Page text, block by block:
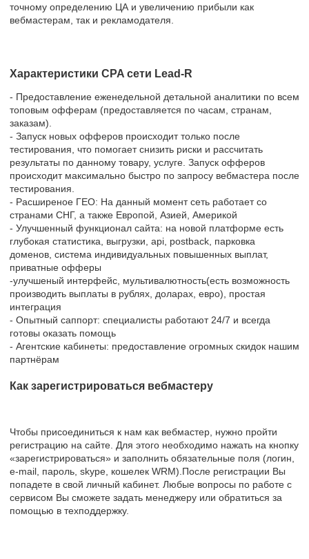
точному определению ЦА и увеличению прибыли как
вебмастерам, так и рекламодателя.
Характеристики CPA сети Lead-R
- Предоставление еженедельной детальной аналитики по всем
топовым офферам (предоставляется по часам, странам,
заказам).
- Запуск новых офферов происходит только после
тестирования, что помогает снизить риски и рассчитать
результаты по данному товару, услуге. Запуск офферов
происходит максимально быстро по запросу вебмастера после
тестирования.
- Расширеное ГЕО: На данный момент сеть работает со
странами СНГ, а также Европой, Азией, Америкой
- Улучшенный функционал сайта: на новой платформе есть
глубокая статистика, выгрузки, api, postback, парковка
доменов, система индивидуальных повышенных выплат,
приватные офферы
-улучшеный интерфейс, мультивалютность(есть возможность
производить выплаты в рублях, доларах, евро), простая
интеграция
- Опытный саппорт: специалисты работают 24/7 и всегда
готовы оказать помощь
- Агентские кабинеты: предоставление огромных скидок нашим
партнёрам
Как зарегистрироваться вебмастеру
Чтобы присоединиться к нам как вебмастер, нужно пройти
регистрацию на сайте. Для этого необходимо нажать на кнопку
«зарегистрироваться» и заполнить обязательные поля (логин,
e-mail, пароль, skype, кошелек WRM).После регистрации Вы
попадете в свой личный кабинет. Любые вопросы по работе с
сервисом Вы сможете задать менеджеру или обратиться за
помощью в техподдержку.